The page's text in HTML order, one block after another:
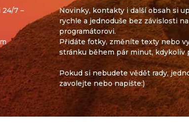
7 –
Novinky, kontakty i další obsah si
rychle a jednoduše bez závislosti na
programátorovi.
Přidáte fotky, změníte texty nebo
stránku během pár minut, kdykoliv
Pokud si nebudete vědět rady,
zavolejte nebo napište:)